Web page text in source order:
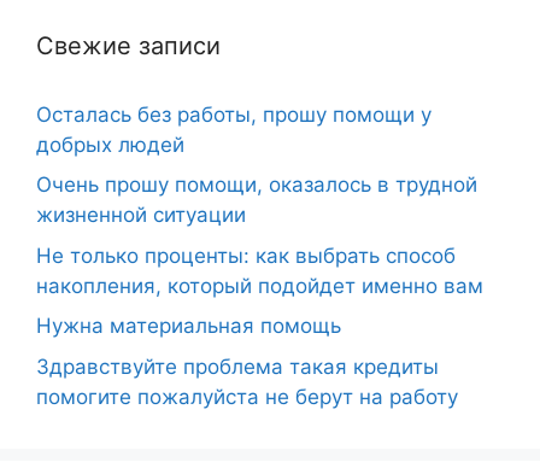
Свежие записи
Осталась без работы, прошу помощи у
добрых людей
Очень прошу помощи, оказалось в трудной
жизненной ситуации
Не только проценты: как выбрать способ
накопления, который подойдет именно вам
Нужна материальная помощь
Здравствуйте проблема такая кредиты
помогите пожалуйста не берут на работу